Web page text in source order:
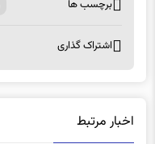
برچسب ها
اشتراک گذاری
اخبار مرتبط